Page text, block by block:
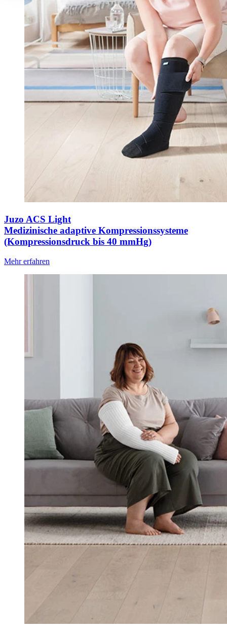
Juzo ACS Light
Medizinische adaptive Kompressionssysteme
(Kompressionsdruck bis 40 mmHg)
Mehr erfahren